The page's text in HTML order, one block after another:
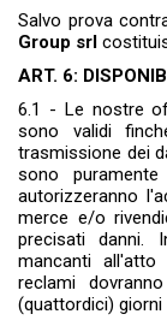
Salvo prova
Group srl
ART. 6:
6.1 - Le nostre
sono validi
trasmissione dei
sono
autorizzeranno
merce e/o
precisati danni.
mancanti
reclami
(quattordici)